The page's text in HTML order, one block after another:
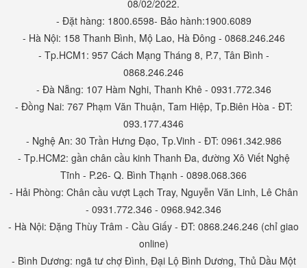
08/02/2022.
- Đặt hàng: 1800.6598- Bảo hành:1900.6089
- Hà Nội: 158 Thanh Bình, Mộ Lao, Hà Đông - 0868.246.246
- Tp.HCM1: 957 Cách Mạng Tháng 8, P.7, Tân Bình -
0868.246.246
- Đà Nẵng: 107 Hàm Nghi, Thanh Khê - 0931.772.346
- Đồng Nai: 767 Phạm Văn Thuận, Tam Hiệp, Tp.Biên Hòa - ĐT:
093.177.4346
- Nghệ An: 30 Trần Hưng Đạo, Tp.Vinh - ĐT: 0961.342.986
- Tp.HCM2: gần chân cầu kinh Thanh Đa, đường Xô Viết Nghệ
Tĩnh - P.26- Q. Bình Thạnh - 0898.068.366
- Hải Phòng: Chân cầu vượt Lạch Tray, Nguyễn Văn Linh, Lê Chân
- 0931.772.346 - 0968.942.346
- Hà Nội: Đặng Thùy Trâm - Cầu Giấy - ĐT: 0868.246.246 (chỉ giao
online)
- Bình Dương: ngã tư chợ Đình, Đại Lộ Bình Dương, Thủ Dầu Một